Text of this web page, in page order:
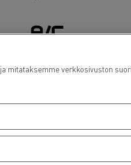
verkkosivuston